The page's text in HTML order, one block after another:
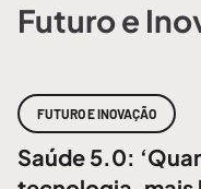
Futuro e
FUTURO E INOVAÇÃO
Saúde 5.0: